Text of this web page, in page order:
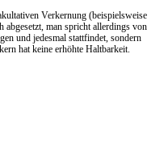
Verkernung (beispielsweise
man spricht allerdings von
und jedesmal stattfindet, sondern
hat keine erhöhte Haltbarkeit.